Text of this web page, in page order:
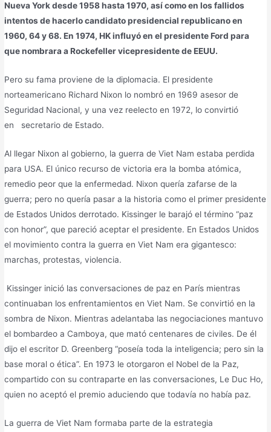
Nueva York desde 1958 hasta 1970, así como en los fallidos
intentos de hacerlo candidato presidencial republicano en
1960, 64 y 68. En 1974, HK influyó en el presidente Ford para
que nombrara a Rockefeller vicepresidente de EEUU.
Pero su fama proviene de la diplomacia. El presidente
norteamericano Richard Nixon lo nombró en 1969 asesor de
Seguridad Nacional, y una vez reelecto en 1972, lo convirtió
en secretario de Estado.
Al llegar Nixon al gobierno, la guerra de Viet Nam estaba perdida
para USA. El único recurso de victoria era la bomba atómica,
remedio peor que la enfermedad. Nixon quería zafarse de la
guerra; pero no quería pasar a la historia como el primer presidente
de Estados Unidos derrotado. Kissinger le barajó el término “paz
con honor”, que pareció aceptar el presidente. En Estados Unidos
el movimiento contra la guerra en Viet Nam era gigantesco:
marchas, protestas, violencia.
Kissinger inició las conversaciones de paz en París mientras
continuaban los enfrentamientos en Viet Nam. Se convirtió en la
sombra de Nixon. Mientras adelantaba las negociaciones mantuvo
el bombardeo a Camboya, que mató centenares de civiles. De él
dijo el escritor D. Greenberg “poseía toda la inteligencia; pero sin la
base moral o ética”. En 1973 le otorgaron el Nobel de la Paz,
compartido con su contraparte en las conversaciones, Le Duc Ho,
quien no aceptó el premio aduciendo que todavía no había paz.
La guerra de Viet Nam formaba parte de la estrategia